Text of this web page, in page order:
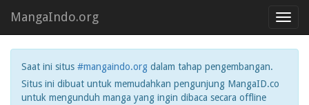
MangaIndo.org
Saat ini situs #mangaindo.org dalam tahap pengembangan.
Situs ini dibuat untuk memudahkan pengunjung MangaID.co
untuk mengunduh manga yang ingin dibaca secara offline